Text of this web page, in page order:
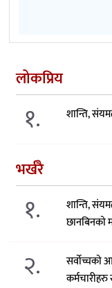
लोकप्रिय
१. शान्ति,
भर्खरै
१.
शान्ति,
छानबिनको
२.
सर्वोच्चको
कर्मचारीहरु